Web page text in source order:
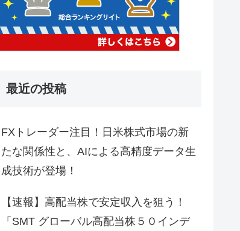
最近の投稿
FXトレーダー注目！日米株式市場の新
たな関係性と、AIによる高精度データ生
成技術が登場！
【速報】高配当株で安定収入を狙う！
「SMT グローバル高配当株５０インデ